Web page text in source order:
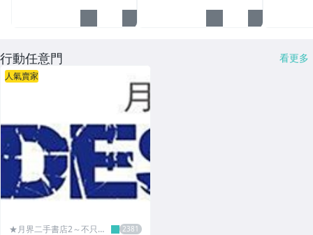
行動任意門 看更多
人氣賣家
★月界二手書店2～不只是